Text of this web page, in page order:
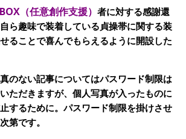
（任意創作支援） 者に対する感謝還
ら趣味で装着している貞操帯に関する装
ることで喜んでもらえるように開設した
のない記事についてはパスワード制限は
ただきますが、個人写真が入ったものに
するために。パスワード制限を掛けさせ
第です。